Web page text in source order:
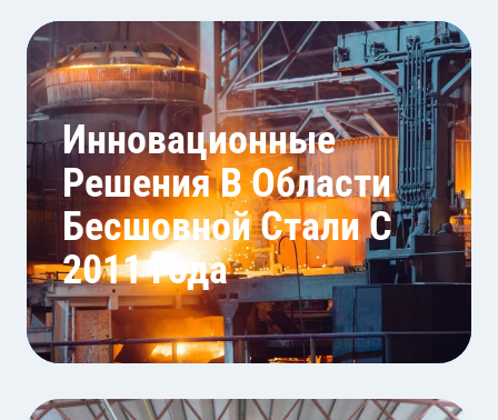
Инновационные
Решения В Области
Бесшовной Стали С
2011 Года